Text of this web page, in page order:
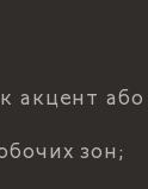
акцент або
зон;